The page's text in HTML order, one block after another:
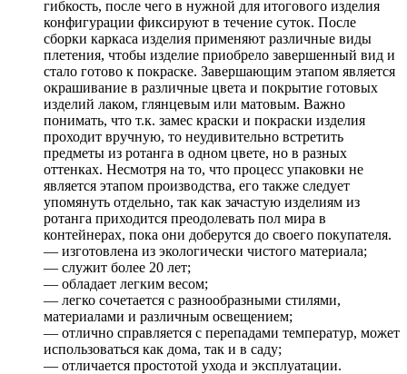
гибкость, после чего в нужной для итогового изделия
конфигурации фиксируют в течение суток. После
сборки каркаса изделия применяют различные виды
плетения, чтобы изделие приобрело завершенный вид и
стало готово к покраске. Завершающим этапом является
окрашивание в различные цвета и покрытие готовых
изделий лаком, глянцевым или матовым. Важно
понимать, что т.к. замес краски и покраски изделия
проходит вручную, то неудивительно встретить
предметы из ротанга в одном цвете, но в разных
оттенках. Несмотря на то, что процесс упаковки не
является этапом производства, его также следует
упомянуть отдельно, так как зачастую изделиям из
ротанга приходится преодолевать пол мира в
контейнерах, пока они доберутся до своего покупателя.
— изготовлена из экологически чистого материала;
— служит более 20 лет;
— обладает легким весом;
— легко сочетается с разнообразными стилями,
материалами и различным освещением;
— отлично справляется с перепадами температур, может
использоваться как дома, так и в саду;
— отличается простотой ухода и эксплуатации.